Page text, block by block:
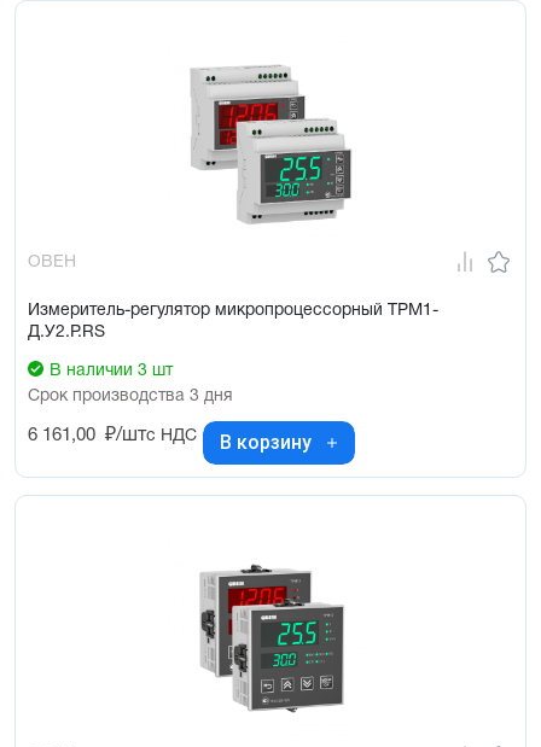
ОВЕН
Измеритель-регулятор микропроцессорный ТРМ1-
Д.У2.Р.RS
В наличии 3 шт
Срок производства 3 дня
6 161,00 ₽/штс НДС В корзину